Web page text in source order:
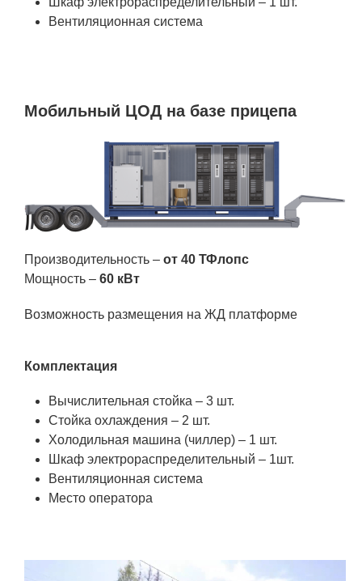
Технологии. Развитие»
ДПО и ПО (Дополнительное
профессиональное образование и
профессиональное обучение)
Лазерные технологии
Каталог гражданской продукции
Технологии водородной энергетики
Цифровые продукты
Системы безопасности
Испытательный центр ВЭИ
СОЦИАЛЬНАЯ ОТВЕТСТВЕННОСТЬ
Охрана окружающей среды
Обеспечение жильем
Вентиляционная система
Мобильный ЦОД на базе прицепа
Производительность – от 40 ТФлопс
Мощность – 60 кВт
Возможность размещения на ЖД платформе
Комплектация
Вычислительная стойка – 3 шт.
Стойка охлаждения – 2 шт.
Холодильная машина (чиллер) – 1 шт.
Шкаф электрораспределительный – 1шт.
Вентиляционная система
Место оператора